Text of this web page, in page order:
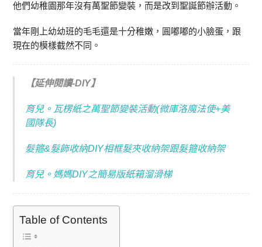
他們幼稚園那年沒有萬聖節變裝，而是改到聖誕節辦活動。
當年剛上幼幼班的毛毛還是十分稚嫩，圓嘟嘟的小臉蛋，跟
現在的模樣截然不同。
【延伸閱讀-DIY】
育兒。瓦楞紙之萬聖節變裝活動(微庫洛魔法使+美
國隊長)
髮箍&髮飾收納DIY相框髮夾收納架跟髮箍收納架
育兒。媽媽DIY之簡易版紙箱溜滑梯
Table of Contents